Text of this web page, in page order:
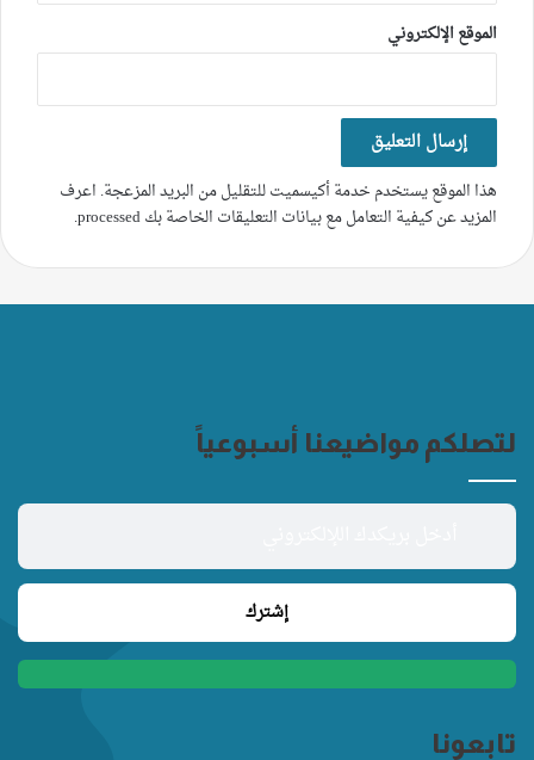
الموقع الإلكتروني
هذا الموقع يستخدم خدمة أكيسميت للتقليل من البريد المزعجة. اعرف
المزيد عن كيفية التعامل مع بيانات التعليقات الخاصة بك processed
.
لتصلكم مواضيعنا أسبوعياً
تابعونا